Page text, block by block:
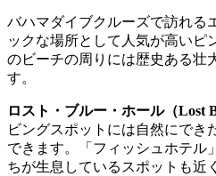
バハマダイブクルーズで訪れる
ックな場所として人気が高いピ
のビーチの周りには歴史ある壮
す。
ロスト・ブルー・ホール（Lost
ビングスポットには自然にでき
できます。「フィッシュホテル
ちが生息しているスポットも近